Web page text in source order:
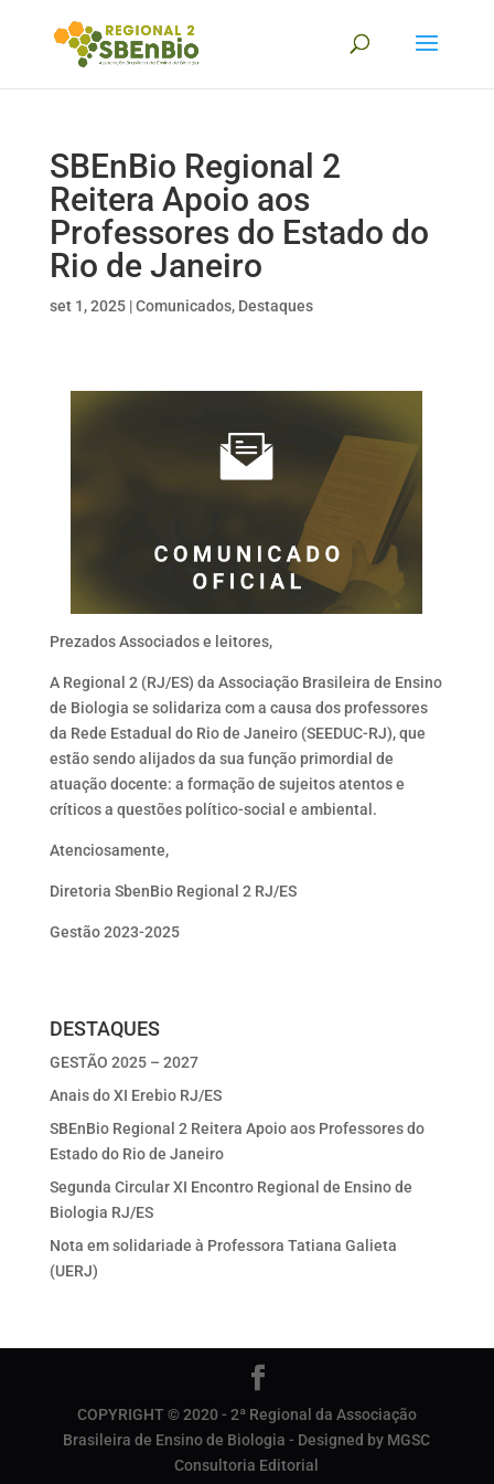
SBEnBio Regional 2
Reitera Apoio aos
Professores do Estado do
Rio de Janeiro
set 1, 2025|Comunicados, Destaques
Prezados Associados e leitores,
A Regional 2 (RJ/ES) da Associação Brasileira de Ensino
de Biologia se solidariza com a causa dos professores
da Rede Estadual do Rio de Janeiro (SEEDUC-RJ), que
estão sendo alijados da sua função primordial de
atuação docente: a formação de sujeitos atentos e
críticos a questões político-social e ambiental.
Atenciosamente,
Diretoria SbenBio Regional 2 RJ/ES
Gestão 2023-2025
DESTAQUES
GESTÃO 2025 – 2027
Anais do XI Erebio RJ/ES
SBEnBio Regional 2 Reitera Apoio aos Professores do
Estado do Rio de Janeiro
Segunda Circular XI Encontro Regional de Ensino de
Biologia RJ/ES
Nota em solidariade à Professora Tatiana Galieta
(UERJ)
COPYRIGHT © 2020 - 2ª Regional da Associação
Brasileira de Ensino de Biologia - Designed by MGSC
Consultoria Editorial